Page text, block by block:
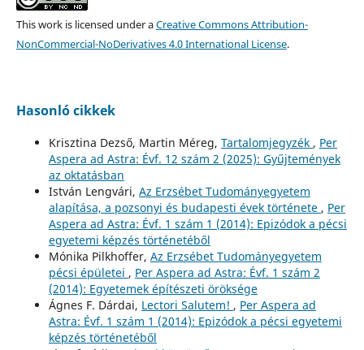
This work is licensed under aCreative Commons Attribution-
NonCommercial-NoDerivatives 4.0 International License.
Hasonló cikkek
Krisztina Dezső, Martin Méreg, Tartalomjegyzék , Per
Aspera ad Astra: Évf. 12 szám 2 (2025): Gyűjtemények
az oktatásban
István Lengvári, Az Erzsébet Tudományegyetem
alapítása, a pozsonyi és budapesti évek története , Per
Aspera ad Astra: Évf. 1 szám 1 (2014): Epizódok a pécsi
egyetemi képzés történetéből
Mónika Pilkhoffer, Az Erzsébet Tudományegyetem
pécsi épületei , Per Aspera ad Astra: Évf. 1 szám 2
(2014): Egyetemek építészeti öröksége
Ágnes F. Dárdai, Lectori Salutem! , Per Aspera ad
Astra: Évf. 1 szám 1 (2014): Epizódok a pécsi egyetemi
képzés történetéből